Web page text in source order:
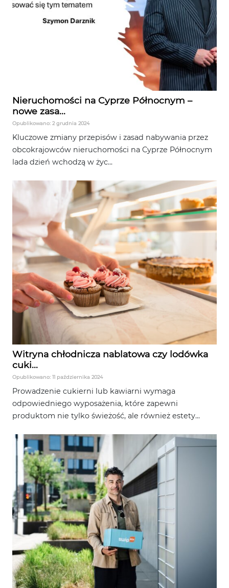
Nieruchomości na Cyprze Północnym –
nowe zasa...
Opublikowano: 2 grudnia 2024
Kluczowe zmiany przepisów i zasad nabywania przez
obcokrajowców nieruchomości na Cyprze Północnym
lada dzień wchodzą w życ...
Witryna chłodnicza nablatowa czy lodówka
cuki...
Opublikowano: 11 października 2024
Prowadzenie cukierni lub kawiarni wymaga
odpowiedniego wyposażenia, które zapewni
produktom nie tylko świeżość, ale również estety...